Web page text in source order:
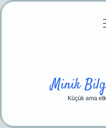
Gizlilik
Minik
Küçük ama